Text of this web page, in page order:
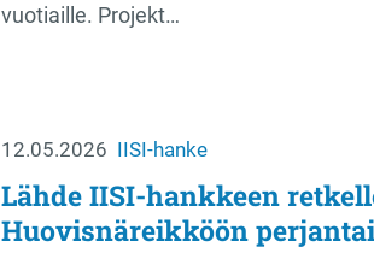
vuotiaille. Projekt…
12.05.2026 IISI-hanke
Lähde IISI-hankkeen
Huovisnäreikköön